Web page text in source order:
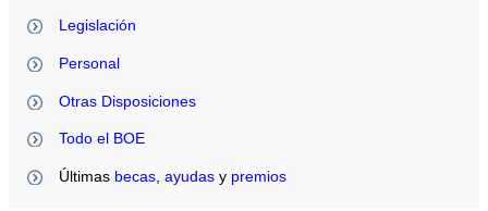
Legislación
Personal
Otras Disposiciones
Todo el BOE
Últimas becas ,ayudas y premios